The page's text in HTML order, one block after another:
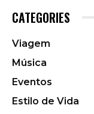
CATEGORIES
Viagem
Música
Eventos
Estilo de Vida